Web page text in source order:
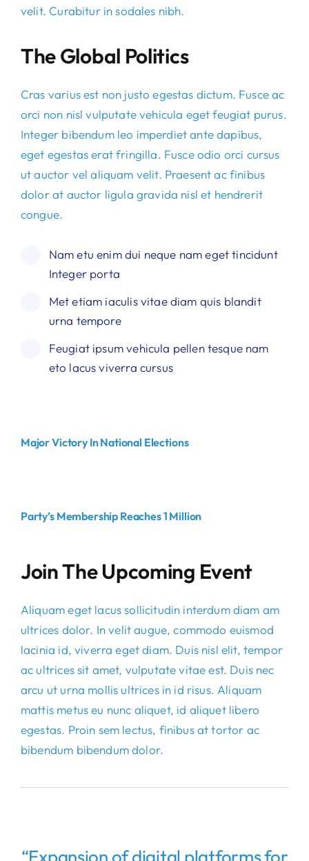
velit. Curabitur in sodales nibh.
The Global Politics
Cras varius est non justo egestas dictum. Fusce ac
orci non nisl vulputate vehicula eget feugiat purus.
Integer bibendum leo imperdiet ante dapibus,
eget egestas erat fringilla. Fusce odio orci cursus
ut auctor vel aliquam velit. Praesent ac finibus
dolor at auctor ligula gravida nisl et hendrerit
congue.
Nam etu enim dui neque nam eget tincidunt
Integer porta
Met etiam iaculis vitae diam quis blandit
urna tempore
Feugiat ipsum vehicula pellen tesque nam
eto lacus viverra cursus
Major Victory In National Elections
Party’s Membership Reaches 1 Million
Join The Upcoming Event
Aliquam eget lacus sollicitudin interdum diam am
ultrices dolor. In velit augue, commodo euismod
lacinia id, viverra eget diam. Duis nisl elit, tempor
ac ultrices sit amet, vulputate vitae est. Duis nec
arcu ut urna mollis ultrices in id risus. Aliquam
mattis metus eu nunc aliquet, id aliquet libero
egestas. Proin sem lectus, finibus at tortor ac
bibendum bibendum dolor.
“Expansion of digital platforms for